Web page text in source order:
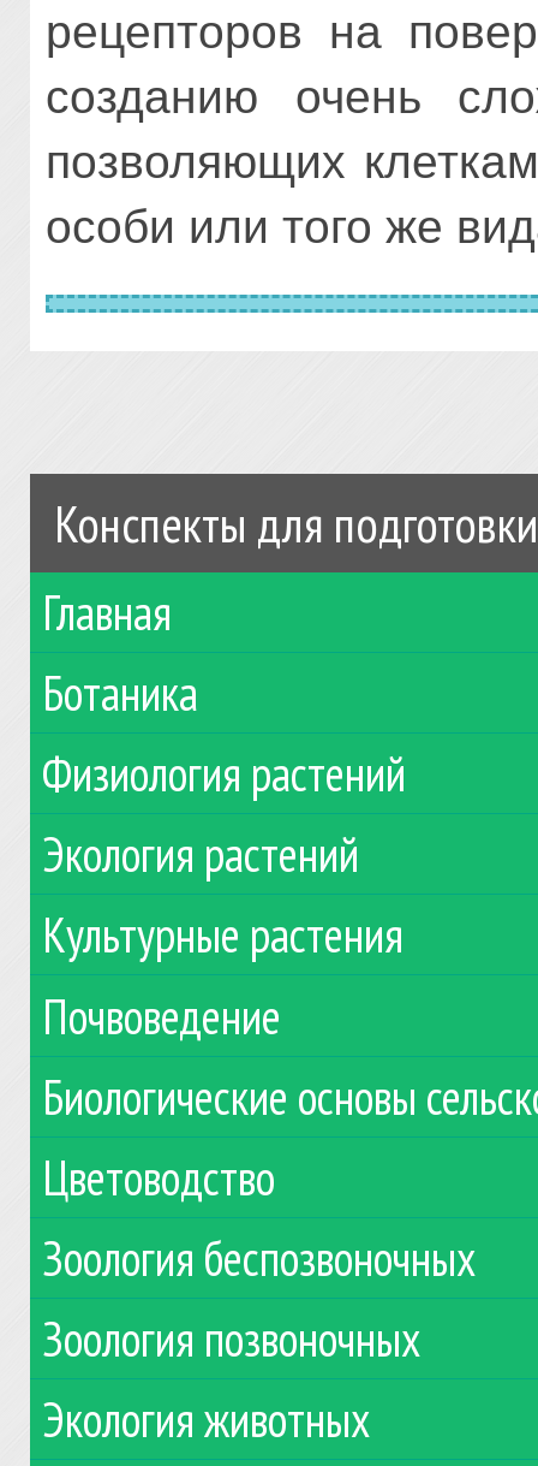
рецепторов на
созданию очень
позволяющих
особи или того же
Конспекты для
Главная
Ботаника
Физиология растений
Экология растений
Культурные растения
Почвоведение
Биологические основы
Цветоводство
Зоология беспозвоночных
Зоология позвоночных
Экология животных